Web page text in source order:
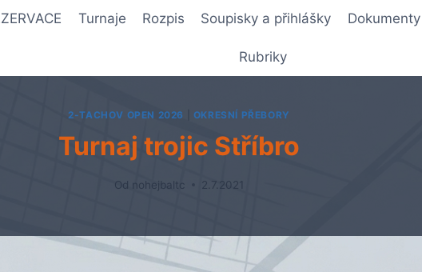
Turnaje Rozpis Soupisky a přihlášky Dokumenty
Rubriky
2-TACHOV OPEN 2026 OKRESNÍ PŘEBORY
Turnaj trojic Stříbro
Od nohejbaltc 2.7.2021